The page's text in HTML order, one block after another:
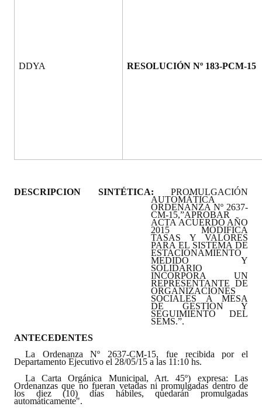
Constitución Provincial
DOCUMENTOS
Ejecución Presupuestaria
Actas de Audiencias Públicas
NORMATIVA
DDYA RESOLUCIÓN Nº 183-PCM-15
DESCRIPCION SINTÉTICA: PROMULGACIÓN
AUTOMÁTICA
ORDENANZA Nº 2637-
CM-15,”APROBAR
ACTA ACUERDO AÑO
2015 MODIFICA
TASAS Y VALORES
PARA EL SISTEMA DE
ESTACIONAMIENTO
MEDIDO Y
SOLIDARIO
INCORPORA UN
REPRESENTANTE DE
ORGANIZACIONES
SOCIALES A MESA
DE GESTION Y
SEGUIMIENTO DEL
SEMS.”.
ANTECEDENTES
La Ordenanza Nº 2637-CM-15, fue recibida por el
Departamento Ejecutivo el 28/05/15 a las 11:10 hs.
La Carta Orgánica Municipal, Art. 45º) expresa: Las
Ordenanzas que no fueran vetadas ni promulgadas dentro de
los diez (10) días hábiles, quedarán promulgadas
automáticamente".